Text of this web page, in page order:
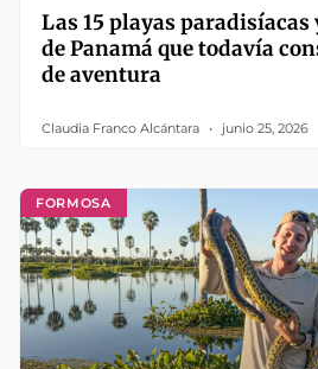
Las 15 playas paradisíacas
de Panamá que todavía
de aventura
Claudia Franco Alcántara junio 25, 2026
FORMOSA